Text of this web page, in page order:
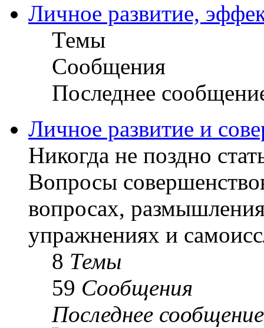
Личное развитие,
Темы
Сообщения
Последнее
Личное развитие и
Никогда не поздно
Вопросы
вопросах,
упражнениях и
8 Темы
59 Сообщения
Последнее сообщение